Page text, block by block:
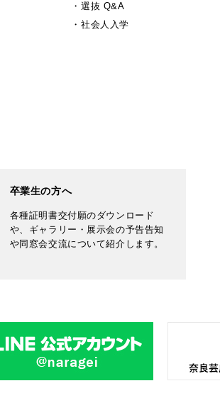
選抜 Q&A
社会人入学
卒業生の方へ
各種証明書交付願のダウンロード
や、ギャラリー・展示会の予告告知
や同窓会交流について紹介します。